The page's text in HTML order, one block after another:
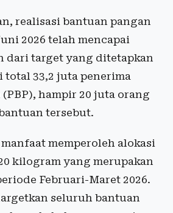
realisasi bantuan pangan
2026 telah mencapai
dari target yang ditetapkan
total 33,2 juta penerima
hampir 20 juta orang
tersebut.
memperoleh alokasi
kilogram yang merupakan
Februari-Maret 2026.
seluruh bantuan